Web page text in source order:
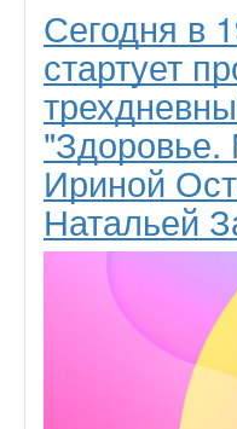
Сегодня в
стартует
"Здоровье.
Ириной
Натальей